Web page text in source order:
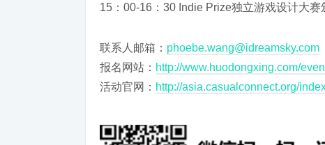
15：00-16：30 Indie Prize独立游戏设计大赛
联系人邮箱： phoebe.wang@idreamsky.com
报名网站： http://www.huodongxing.com/
活动官网： http://asia.casualconnect.org/